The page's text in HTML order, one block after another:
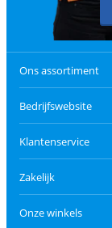
Ons assortiment
Bedrijfswebsite
Klantenservice
Zakelijk
Onze winkels